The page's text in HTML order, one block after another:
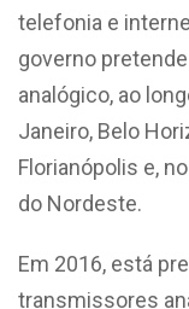
telefonia e
governo
analógico, ao
Janeiro, Belo
Florianópolis e,
do Nordeste.
Em 2016, está
transmissores